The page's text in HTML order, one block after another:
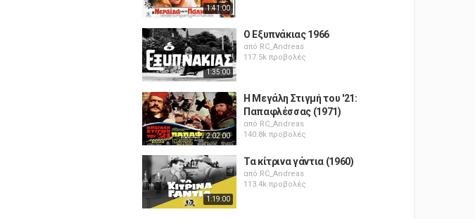
1:41:00
1:35:00
Ο Εξυπνάκιας 1966
από RC_Andreas
117.5k προβολές
2:02:00
Η Μεγάλη Στιγμή του '21:
Παπαφλέσσας (1971)
από RC_Andreas
140.8k προβολές
1:19:00
Τα κίτρινα γάντια (1960)
από RC_Andreas
113.4k προβολές